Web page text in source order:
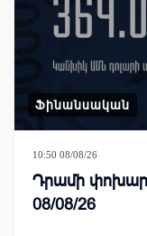
Ֆինանսական
10:50 08/08/26
Դրամի
08/08/26